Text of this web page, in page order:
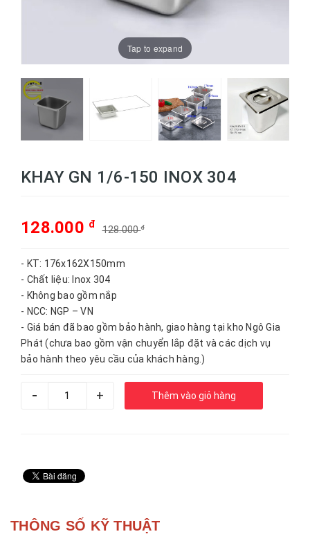
Tap to expand
KHAY GN 1/6-150 INOX 304
128.000 đ 128.000đ
- KT: 176x162X150mm
- Chất liệu: Inox 304
- Không bao gồm nắp
- NCC: NGP – VN
- Giá bán đã bao gồm bảo hành, giao hàng tại kho Ngô Gia
Phát (chưa bao gồm vận chuyển lắp đặt và các dịch vụ
bảo hành theo yêu cầu của khách hàng.)
- + Thêm vào giỏ hàng
THÔNG SỐ KỸ THUẬT